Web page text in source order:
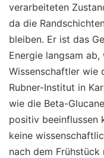
verarbeiteten
da die
bleiben. Er ist das
Energie langsam
Wissenschaftler wie
Rubner-Institut in
wie die Beta-
positiv beeinflussen
keine
nach dem